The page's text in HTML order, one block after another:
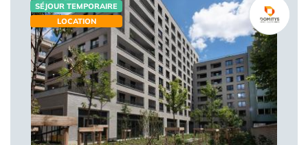
SÉJOUR TEMPORAIRE
LOCATION